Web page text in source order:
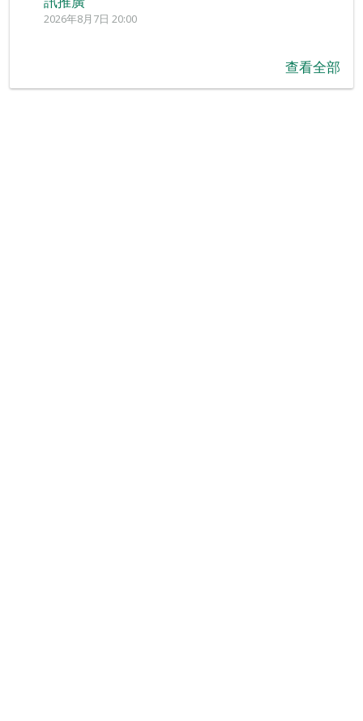
2026年8月7日 20:00
查看全部